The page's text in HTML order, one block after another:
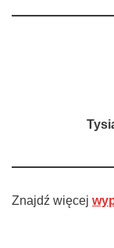
Znajdź więcej